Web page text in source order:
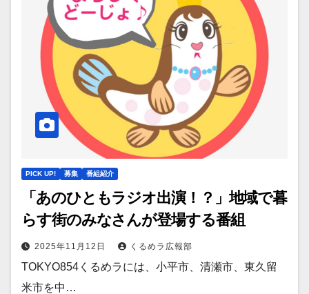
PICK UP! 募集 番組紹介
「あのひともラジオ出演！？」地域で暮
らす街のみなさんが登場する番組
2025年11月12日 くるめラ広報部
TOKYO854くるめラには、小平市、清瀬市、東久留
米市を中…